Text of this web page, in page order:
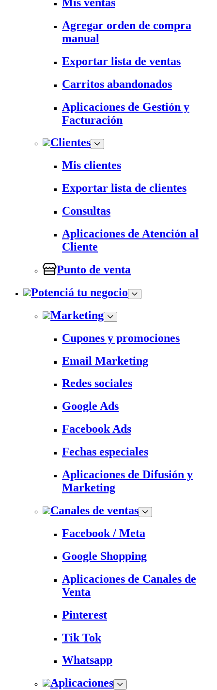
Agregar orden de compra
manual
Exportar lista de ventas
Carritos abandonados
Aplicaciones de Gestión y
Facturación
Clientes
Mis clientes
Exportar lista de clientes
Consultas
Aplicaciones de Atención al
Cliente
Punto de venta
Potenciá tu negocio
Marketing
Cupones y promociones
Email Marketing
Redes sociales
Google Ads
Facebook Ads
Fechas especiales
Aplicaciones de Difusión y
Marketing
Canales de ventas
Facebook / Meta
Google Shopping
Aplicaciones de Canales de
Venta
Pinterest
Tik Tok
Whatsapp
Aplicaciones